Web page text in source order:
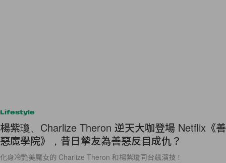
Lifestyle
楊紫瓊、Charlize Theron 逆天大咖登場 Netflix《善
惡魔學院》，昔日摯友為善惡反目成仇？
化身冷艷美魔女的 Charlize Theron 和楊紫瓊同台飆演技！